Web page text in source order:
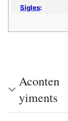
Sigles:
Aconten
yiments